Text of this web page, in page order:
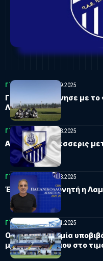
Γ΄ΕΘΝΙΚΗ 13.09.2025
Γ’ Εθνική: Ξεκίνησε με
Λαμίας
Γ΄ΕΘΝΙΚΗΛΑΜΊΑ 23.08.2025
Ανακοίνωσε τέσσερις
Γ΄ΕΘΝΙΚΗΛΑΜΊΑ 20.08.2025
Έκλεισε προπονητή η
Γ΄ΕΘΝΙΚΗ ΛΑΜΊΑ08.11.2025
Οριστικό: Η Λαμία
με Παπανικολάου στο